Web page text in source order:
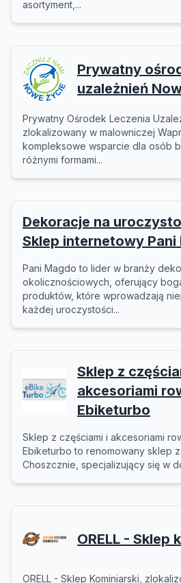
asortyment,...
Prywatny
uzależnień
Prywatny Ośrodek Leczenia
zlokalizowany w malowniczej
kompleksowe wsparcie dla osób
różnymi formami...
Dekoracje na
Sklep internetowy Pani
Pani Magdo to lider w branży
okolicznościowych, oferujący
produktów, które wprowadzają
każdej uroczystości...
Sklep z
akcesoriami
Ebiketurbo
Sklep z częściami i akcesoriami
Ebiketurbo to renomowany sklep
Choszcznie, specjalizujący się w
ORELL - Sklep
ORELL - Sklep Kominiarski,